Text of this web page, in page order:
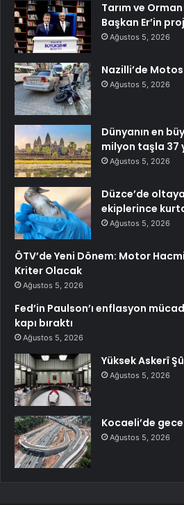
Tarım ve Orman
Başkan Er’in
Ağustos 5, 2026
Nazilli’de
Ağustos 5, 2026
Dünyanın en
milyon taşla 37
Ağustos 5, 2026
Düzce’de
ekiplerince
Ağustos 5, 2026
ÖTV’de Yeni Dönem: Motor
Kriter Olacak
Ağustos 5, 2026
Fed’in Paulson’ı enflasyon
kapı bıraktı
Ağustos 5, 2026
Yüksek Askerî
Ağustos 5, 2026
Kocaeli’de
Ağustos 5, 2026